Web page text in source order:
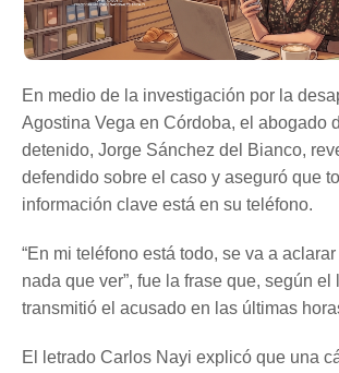
En medio de la investigación por la
Agostina Vega en Córdoba, el abogado
detenido, Jorge Sánchez del Bianco,
defendido sobre el caso y aseguró que
información clave está en su teléfono.
“En mi teléfono está todo, se va a
nada que ver”, fue la frase que, según el
transmitió el acusado en las últimas
El letrado Carlos Nayi explicó que una